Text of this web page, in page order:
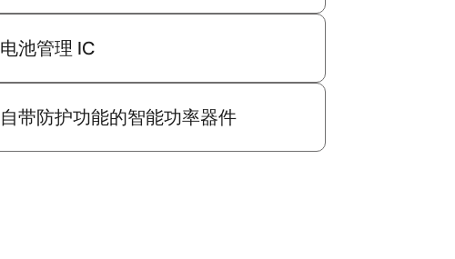
电池管理 IC
自带防护功能的智能功率器件